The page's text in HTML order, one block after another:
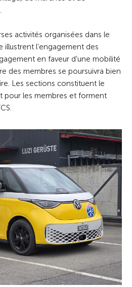
activités organisées dans le
illustrent l’engagement des
en faveur d’une mobilité
des membres se poursuivra bien
Les sections constituent le
pour les membres et forment